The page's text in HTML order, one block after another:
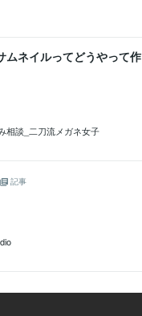
体
1984年3月 ~ 1987年2月
ムネイルってどうやって作
相談_二刀流メガネ女子
記事